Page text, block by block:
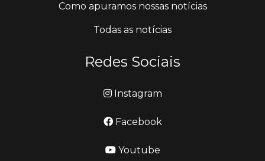
Como apuramos nossas notícias
Todas as notícias
Redes Sociais
Instagram
Facebook
Youtube